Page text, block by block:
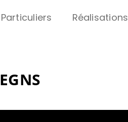
Particuliers Réalisations
EGNS